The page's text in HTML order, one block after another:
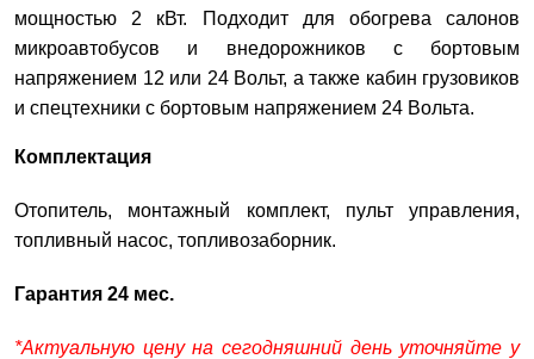
мощностью 2 кВт. Подходит для обогрева салонов
микроавтобусов и внедорожников с бортовым
напряжением 12 или 24 Вольт, а также кабин грузовиков
и спецтехники с бортовым напряжением 24 Вольта.
Комплектация
Отопитель, монтажный комплект, пульт управления,
топливный насос, топливозаборник.
Гарантия 24 мес.
*Актуальную цену на сегодняшний день уточняйте у